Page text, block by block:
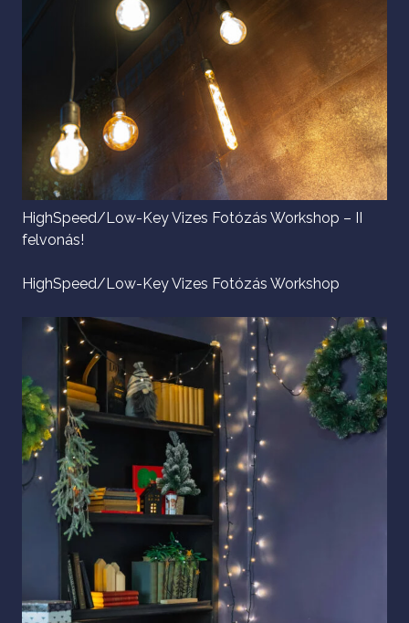
HighSpeed/Low-Key Vizes Fotózás Workshop – II
felvonás!
HighSpeed/Low-Key Vizes Fotózás Workshop